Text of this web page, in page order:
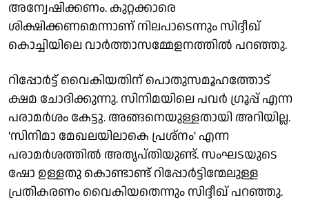
അന്വേഷിക്കണം. കുറ്റക്കാരെ
ശിക്ഷിക്കണമെന്നാണ് നിലപാടെന്നും സിദ്ദീഖ്
കൊച്ചിയിലെ വാർത്താസമ്മേളനത്തിൽ പറഞ്ഞു.
റിപ്പോർട്ട് വൈകിയതിന് പൊതുസമൂഹത്തോട്
ക്ഷമ ചോദിക്കുന്നു. സിനിമയിലെ പവർ ഗ്രൂപ്പ് എന്ന
പരാമർശം കേട്ടു. അങ്ങനെയുള്ളതായി അറിയില്ല.
'സിനിമാ മേഖലയിലാകെ പ്രശ്നം' എന്ന
പരാമർശത്തിൽ അതൃപ്തിയുണ്ട്. സംഘടയുടെ
ഷോ ഉള്ളതു കൊണ്ടാണ്ട് റിപ്പോർട്ടിന്മേലുള്ള
പ്രതികരണം വൈകിയതെന്നും സിദ്ദീഖ് പറഞ്ഞു.